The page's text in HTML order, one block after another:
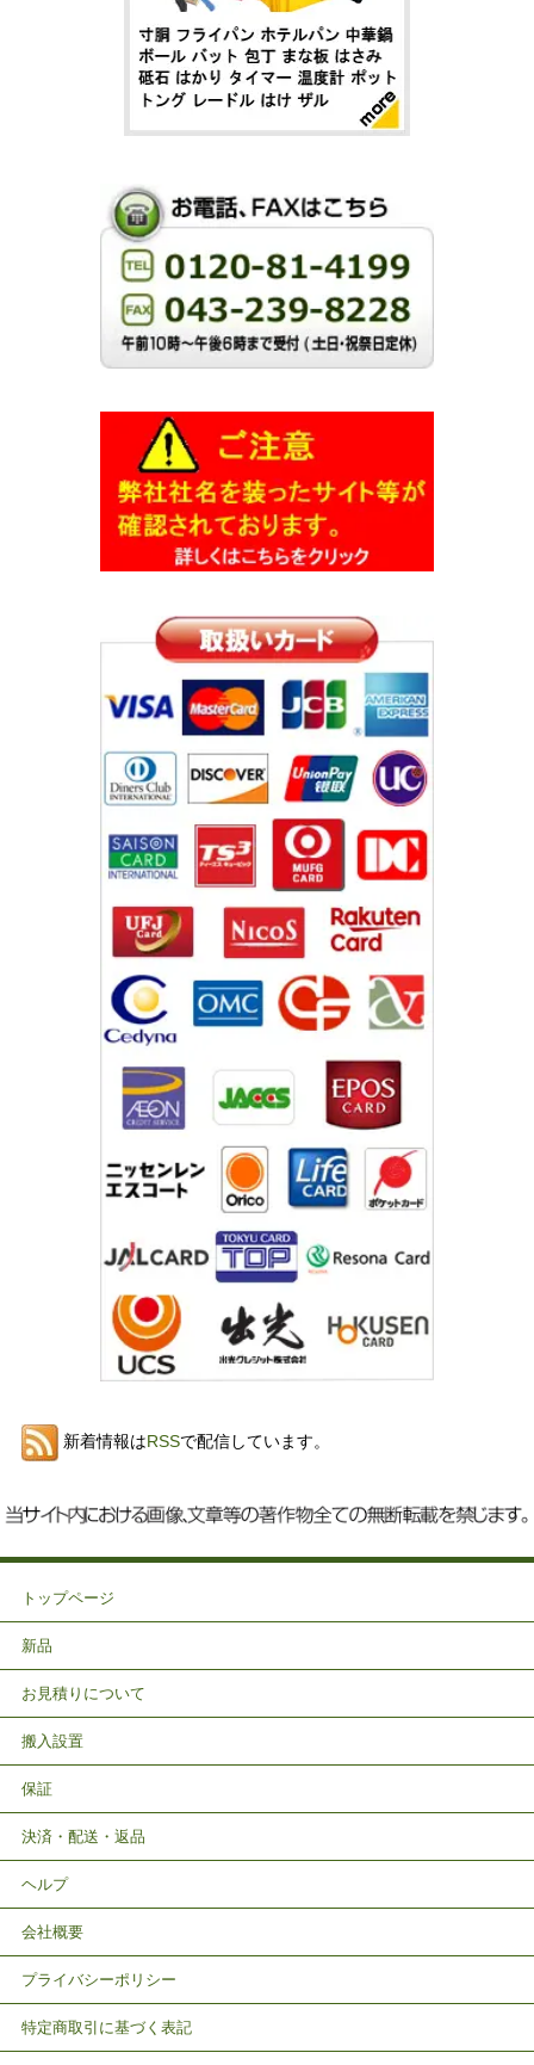
新着情報はRSSで配信しています。
トップページ
新品
お見積りについて
搬入設置
保証
決済・配送・返品
ヘルプ
会社概要
プライバシーポリシー
特定商取引に基づく表記